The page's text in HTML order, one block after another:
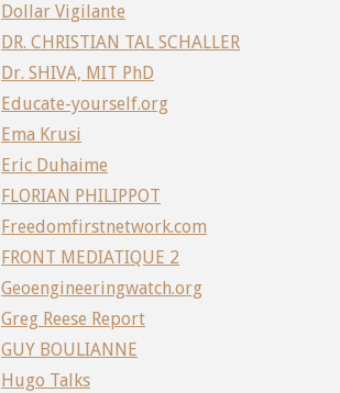
Dollar Vigilante
DR. CHRISTIAN TAL SCHALLER
Dr. SHIVA, MIT PhD
Educate-yourself.org
Ema Krusi
Eric Duhaime
FLORIAN PHILIPPOT
Freedomfirstnetwork.com
FRONT MEDIATIQUE 2
Geoengineeringwatch.org
Greg Reese Report
GUY BOULIANNE
Hugo Talks